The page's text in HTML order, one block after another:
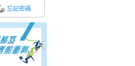
忘記密碼